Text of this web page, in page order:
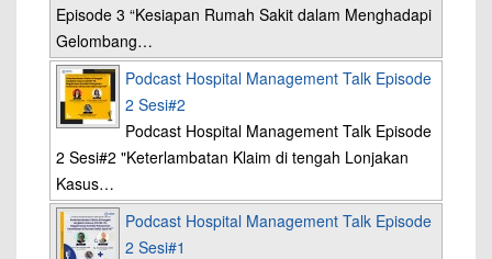
Episode 3 “Kesiapan Rumah Sakit dalam Menghadapi
Gelombang…
Podcast Hospital Management Talk Episode
2 Sesi#2
Podcast Hospital Management Talk Episode
2 Sesi#2 "Keterlambatan Klaim di tengah Lonjakan
Kasus…
Podcast Hospital Management Talk Episode
2 Sesi#1